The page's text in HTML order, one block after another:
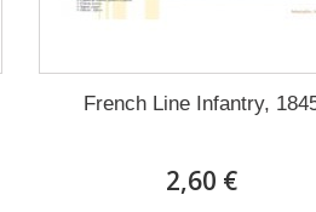
French Line Infantry,
2,60 €